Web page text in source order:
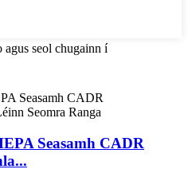
agus seol chugainn í
Seasamh CADR